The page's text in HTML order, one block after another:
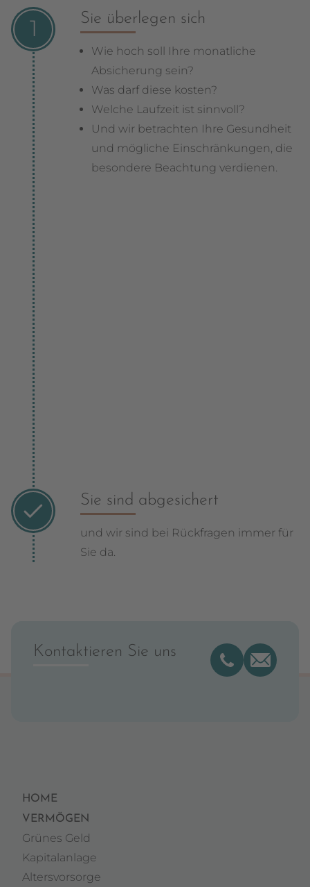
Sie überlegen sich
Wie hoch soll Ihre monatliche
Absicherung sein?
Was darf diese kosten?
Welche Laufzeit ist sinnvoll?
Und wir betrachten Ihre Gesundheit
und mögliche Einschränkungen, die
besondere Beachtung verdienen.
Sie sind abgesichert
und wir sind bei Rückfragen immer für
Sie da.
Kontaktieren Sie uns
HOME
VERMÖGEN
Grünes Geld
Kapitalanlage
Altersvorsorge